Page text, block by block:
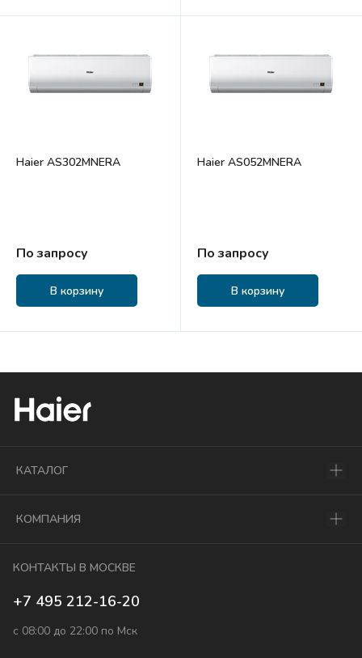
Haier AS302MNERA
По запросу
В корзину
Haier AS052MNERA
По запросу
В корзину
КАТАЛОГ
КОМПАНИЯ
КОНТАКТЫ В МОСКВЕ
+7 495 212-16-20
с 08:00 до 22:00 по Мск